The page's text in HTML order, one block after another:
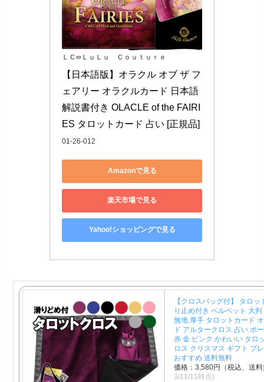
ＬＣ∞ＬｕＬｕ Ｃｏｕｔｕｒｅ
【日本語版】オラクル オブ ザ フ
ェアリー オラクルカード 日本語
解説書付き OLACLE of the FAIRI
ES タロットカード 占い [正規品]
01-26-012
Amazonで見る
楽天市場で見る
Yahoo!ショッピングで見る
【クロスバッグ付】 タロッ
り止め付き ベルベット 大
無地 厚手 タロットカード
ド アルタークロス 占い ポ
赤 金 ピンク かわいい タロ
ロス クリスマス ギフト プ
おすすめ 送料無料
価格：3,580円（税込、送
3/11/11時点)